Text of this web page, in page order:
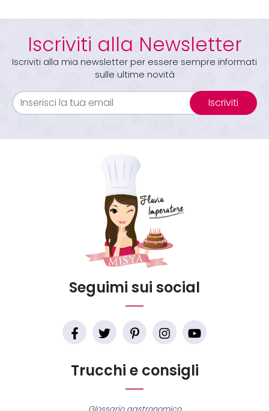
Iscriviti alla Newsletter
Iscriviti alla mia newsletter per essere sempre informati
sulle ultime novità
Iscriviti
Trucchi e consigli
Glossario gastronomico
Seguimi sui social